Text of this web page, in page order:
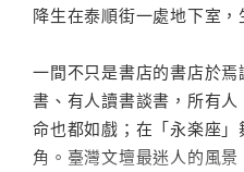
降生在泰順街一處地下室，
一間不只是書店的書店於
書、有人讀書談書，所有
命也都如戲；在「永楽座
角。臺灣文壇最迷人的風